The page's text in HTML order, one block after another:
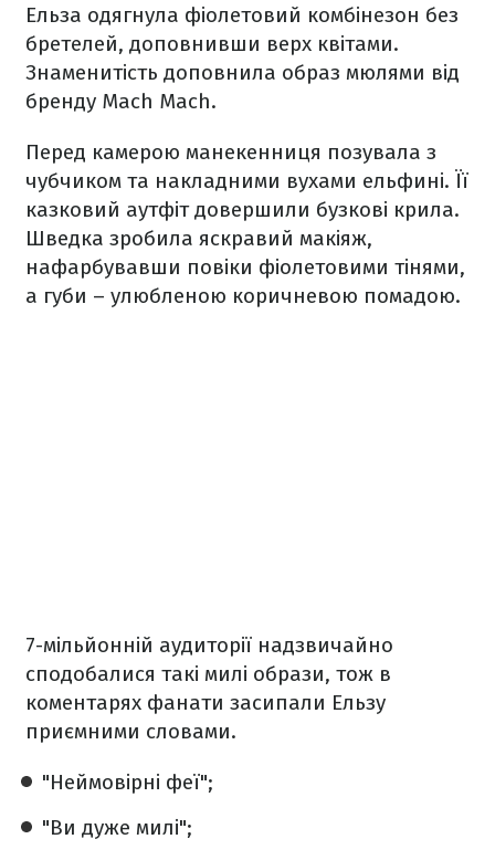
Ельза одягнула фіолетовий комбінезон без
бретелей, доповнивши верх квітами.
Знаменитість доповнила образ мюлями від
бренду Mach Mach.
Перед камерою манекенниця позувала з
чубчиком та накладними вухами ельфині. Її
казковий аутфіт довершили бузкові крила.
Шведка зробила яскравий макіяж,
нафарбувавши повіки фіолетовими тінями,
а губи – улюбленою коричневою помадою.
7-мільйонній аудиторії надзвичайно
сподобалися такі милі образи, тож в
коментарях фанати засипали Ельзу
приємними словами.
"Неймовірні феї";
"Ви дуже милі";